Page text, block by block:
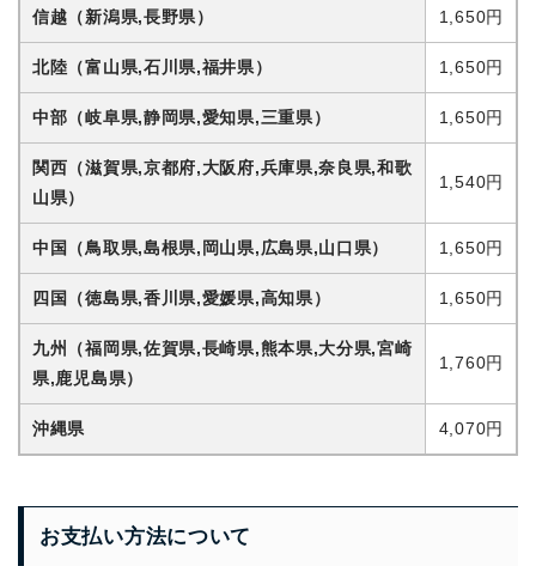
信越 （新潟県,長野県） 1,650円
北陸 （富山県,石川県,福井県） 1,650円
中部 （岐阜県,静岡県,愛知県,三重県） 1,650円
関西 （滋賀県,京都府,大阪府,兵庫県,奈良県,和歌
山県）
1,540円
中国 （鳥取県,島根県,岡山県,広島県,山口県） 1,650円
四国 （徳島県,香川県,愛媛県,高知県） 1,650円
九州
（福岡県,佐賀県,長崎県,熊本県,大分県,宮崎
県,鹿児島県）
1,760円
沖縄県 4,070円
お支払い方法について